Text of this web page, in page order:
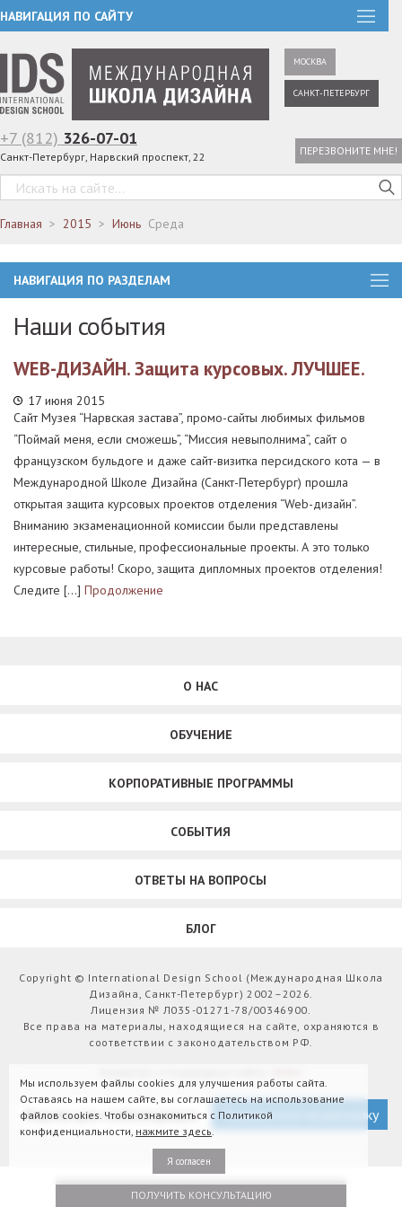
НАВИГАЦИЯ ПО САЙТУ
МОСКВА
САНКТ-ПЕТЕРБУРГ
+7 (812) 326-07-01
Санкт-Петербург, Нарвский проспект, 22 ПЕРЕЗВОНИТЕ МНЕ!
Главная 2015 Июнь Среда
НАВИГАЦИЯ ПО РАЗДЕЛАМ
Наши события
WEB-ДИЗАЙН. Защита курсовых. ЛУЧШЕЕ.
17 июня 2015
Сайт Музея “Нарвская застава”, промо-сайты любимых фильмов
“Поймай меня, если сможешь”, “Миссия невыполнима”, сайт о
французском бульдоге и даже сайт-визитка персидского кота — в
Международной Школе Дизайна (Санкт-Петербург) прошла
открытая защита курсовых проектов отделения “Web-дизайн”.
Вниманию экзаменационной комиссии были представлены
интересные, стильные, профессиональные проекты. А это только
курсовые работы! Скоро, защита дипломных проектов отделения!
Следите […] Продолжение
О НАС
ОБУЧЕНИЕ
КОРПОРАТИВНЫЕ ПРОГРАММЫ
СОБЫТИЯ
ОТВЕТЫ НА ВОПРОСЫ
БЛОГ
Copyright © International Design School (Международная Школа
Дизайна, Санкт-Петербург) 2002–2026.
Лицензия № Л035-01271-78/00346900.
Все права на материалы, находящиеся на сайте, охраняются в
соответствии с законодательством РФ.
Версия для слабовидящих Подписаться на рассылку
ПОЛУЧИТЬ КОНСУЛЬТАЦИЮ
Мы используем файлы cookies для улучшения работы сайта.
Оставаясь на нашем сайте, вы соглашаетесь на использование
файлов cookies. Чтобы ознакомиться с Политикой
конфиденциальности, нажмите здесь.
Я согласен